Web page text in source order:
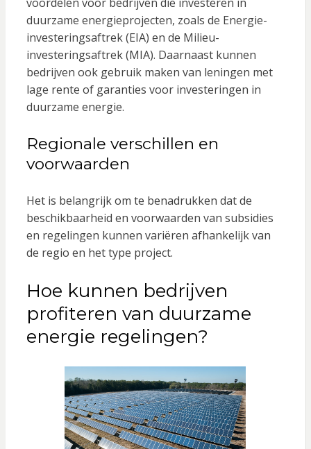
duurzame energieprojecten, zoals de Energie-
investeringsaftrek (EIA) en de Milieu-
investeringsaftrek (MIA). Daarnaast kunnen
bedrijven ook gebruik maken van leningen met
lage rente of garanties voor investeringen in
duurzame energie.
Regionale verschillen en
voorwaarden
Het is belangrijk om te benadrukken dat de
beschikbaarheid en voorwaarden van subsidies
en regelingen kunnen variëren afhankelijk van
de regio en het type project.
Hoe kunnen bedrijven
profiteren van duurzame
energie regelingen?